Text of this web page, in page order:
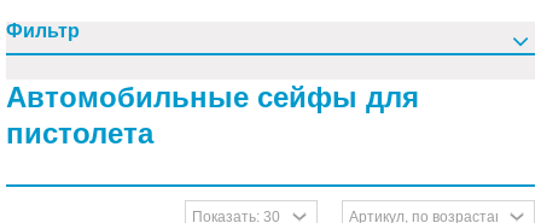
Автомобильные сейфы для
пистолета
Фильтр